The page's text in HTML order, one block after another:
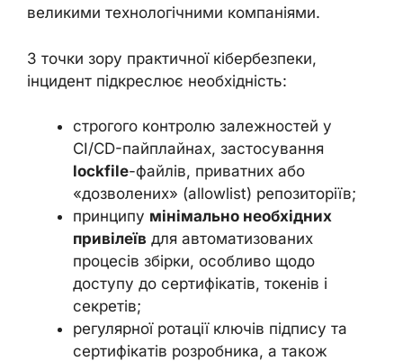
великими технологічними компаніями.
З точки зору практичної кібербезпеки,
інцидент підкреслює необхідність:
строгого контролю залежностей у
CI/CD-пайплайнах, застосування
lockfile-файлів, приватних або
«дозволених» (allowlist) репозиторіїв;
принципу мінімально необхідних
привілеїв для автоматизованих
процесів збірки, особливо щодо
доступу до сертифікатів, токенів і
секретів;
регулярної ротації ключів підпису та
сертифікатів розробника, а також